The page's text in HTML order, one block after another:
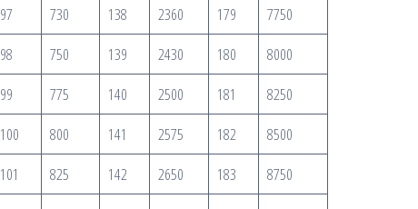
97 730 138 2360 179
7750
98 750 139 2430 180
8000
99 775 140 2500 181
8250
100 800 141 2575 182
8500
101 825 142 2650 183
8750